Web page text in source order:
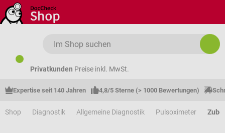
Zum Hauptinhalt springen
Privatkunden Preise inkl. MwSt.
Expertise seit 140 Jahren 4,8/5 Sterne (> 1000 Bewertungen)
Shop Diagnostik Allgemeine Diagnostik Pulsoximeter